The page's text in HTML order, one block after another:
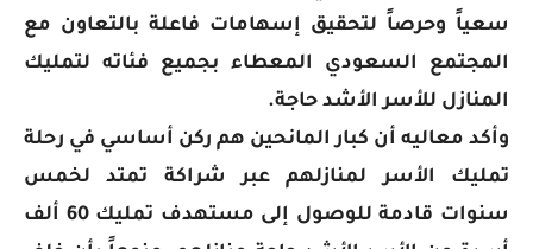
سعياً وحرصاً لتحقيق إسهامات فاعلة بالتعاون مع
المجتمع السعودي المعطاء بجميع فئاته لتمليك
المنازل للأسر الأشد حاجة.
وأكد معاليه أن كبار المانحين هم ركن أساسي في رحلة
تمليك الأسر لمنازلهم عبر شراكة تمتد لخمس
سنوات قادمة للوصول إلى مستهدف تمليك 60 ألف